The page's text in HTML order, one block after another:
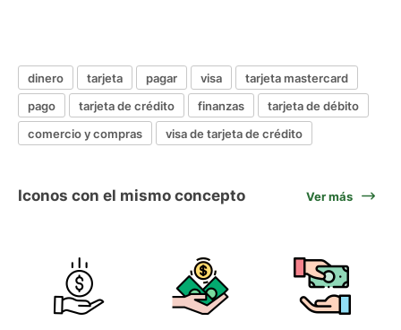
dinero tarjeta pagar visa
tarjeta mastercard
pago
tarjeta de crédito finanzas
tarjeta de débito
comercio y compras
visa de tarjeta de crédito
Iconos con el mismo concepto Ver más